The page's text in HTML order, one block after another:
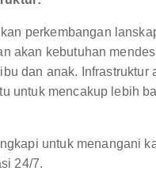
perkembangan
akan kebutuhan
dan anak.
untuk mencakup lebih
untuk menangani
24/7.